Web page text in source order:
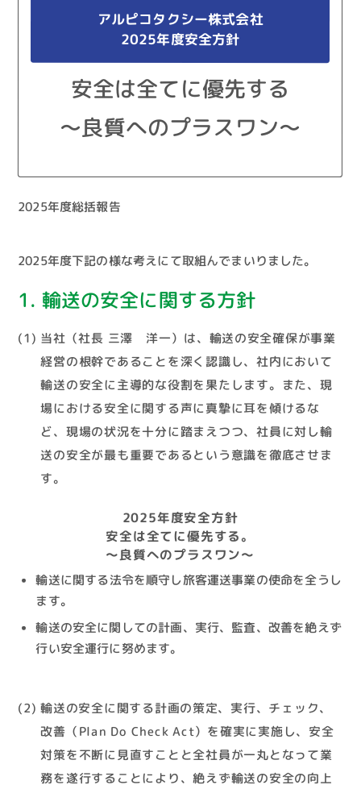
アルピコタクシー株式会社
2025年度安全方針
安全は全てに優先する
～良質へのプラスワン～
2025年度総括報告
2025年度下記の様な考えにて取組んでまいりました。
1. 輸送の安全に関する方針
(1) 当社（社長 三澤 洋一）は、輸送の安全確保が事業
経営の根幹であることを深く認識し、社内において
輸送の安全に主導的な役割を果たします。また、現
場における安全に関する声に真摯に耳を傾けるな
ど、現場の状況を十分に踏まえつつ、社員に対し輸
送の安全が最も重要であるという意識を徹底させま
す。
2025年度安全方針
安全は全てに優先する。
～良質へのプラスワン～
輸送に関する法令を順守し旅客運送事業の使命を全うし
ます。
輸送の安全に関しての計画、実行、監査、改善を絶えず
行い安全運行に努めます。
(2) 輸送の安全に関する計画の策定、実行、チェック、
改善（Plan Do Check Act）を確実に実施し、安全
対策を不断に見直すことと全社員が一丸となって業
務を遂行することにより、絶えず輸送の安全の向上